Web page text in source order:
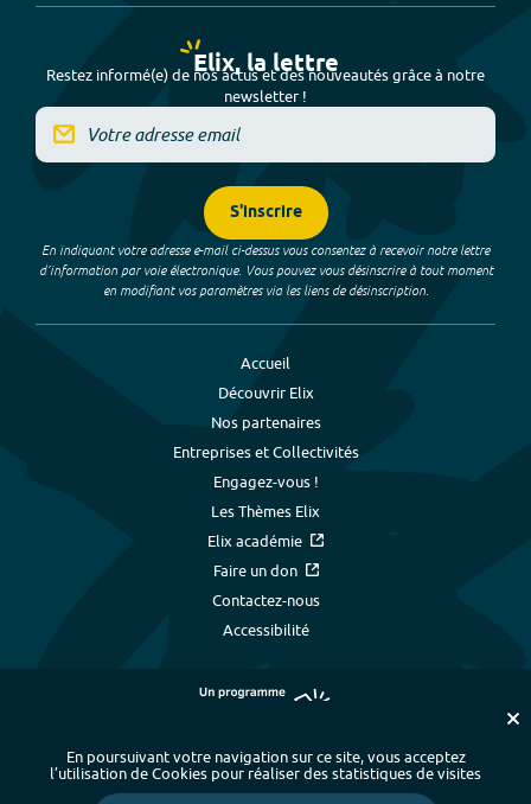
Elix, la lettre
Restez informé(e) de nos actus et des nouveautés grâce à notre
newsletter !
S'inscrire
En indiquant votre adresse e-mail ci-dessus vous consentez à recevoir notre lettre
d’information par voie électronique. Vous pouvez vous désinscrire à tout moment
en modifiant vos paramètres via les liens de désinscription.
Accueil
Découvrir Elix
Nos partenaires
Entreprises et Collectivités
Engagez-vous !
Les Thèmes Elix
Elix académie
Faire un don
Contactez-nous
Accessibilité
Plan du site - Index alphabétique -
En poursuivant votre navigation sur ce site, vous acceptez
l’utilisation de Cookies pour réaliser des statistiques de visites